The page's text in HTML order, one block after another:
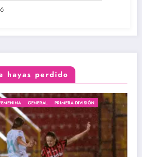
hayas perdido
GENERAL PRIMERA DIVISIÓN